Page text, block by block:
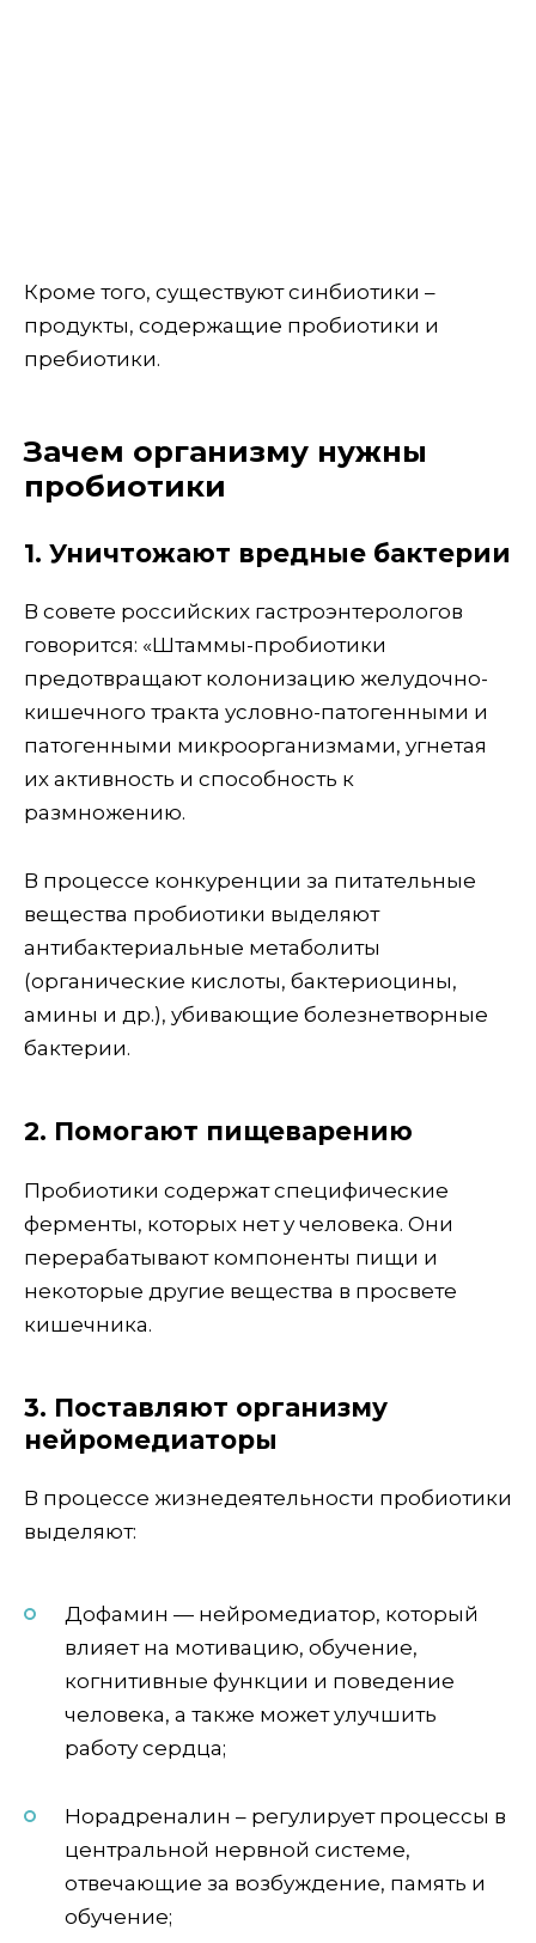
Кроме того, существуют синбиотики –
продукты, содержащие пробиотики и
пребиотики.
Зачем организму нужны
пробиотики
1. Уничтожают вредные бактерии
В совете российских гастроэнтерологов
говорится: «Штаммы-пробиотики
предотвращают колонизацию желудочно-
кишечного тракта условно-патогенными и
патогенными микроорганизмами, угнетая
их активность и способность к
размножению.
В процессе конкуренции за питательные
вещества пробиотики выделяют
антибактериальные метаболиты
(органические кислоты, бактериоцины,
амины и др.), убивающие болезнетворные
бактерии.
2. Помогают пищеварению
Пробиотики содержат специфические
ферменты, которых нет у человека. Они
перерабатывают компоненты пищи и
некоторые другие вещества в просвете
кишечника.
3. Поставляют организму
нейромедиаторы
В процессе жизнедеятельности пробиотики
выделяют:
Дофамин — нейромедиатор, который
влияет на мотивацию, обучение,
когнитивные функции и поведение
человека, а также может улучшить
работу сердца;
Норадреналин – регулирует процессы в
центральной нервной системе,
отвечающие за возбуждение, память и
обучение;